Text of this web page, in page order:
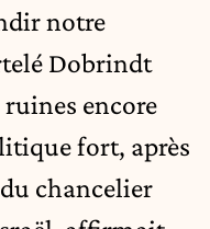
notre
Dobrindt
encore
fort, après
chancelier